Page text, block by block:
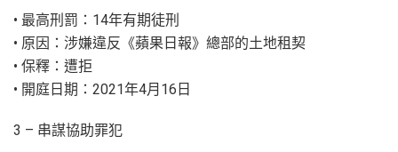
• 最高刑罰：14年有期徒刑
• 原因：涉嫌違反《蘋果日報》總部的土地租契
• 保釋：遭拒
• 開庭日期：2021年4月16日
3 – 串謀協助罪犯